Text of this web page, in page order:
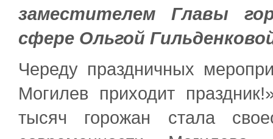
заместителем Главы
сфере Ольгой
Череду праздничных
Могилев приходит
тысяч горожан стала